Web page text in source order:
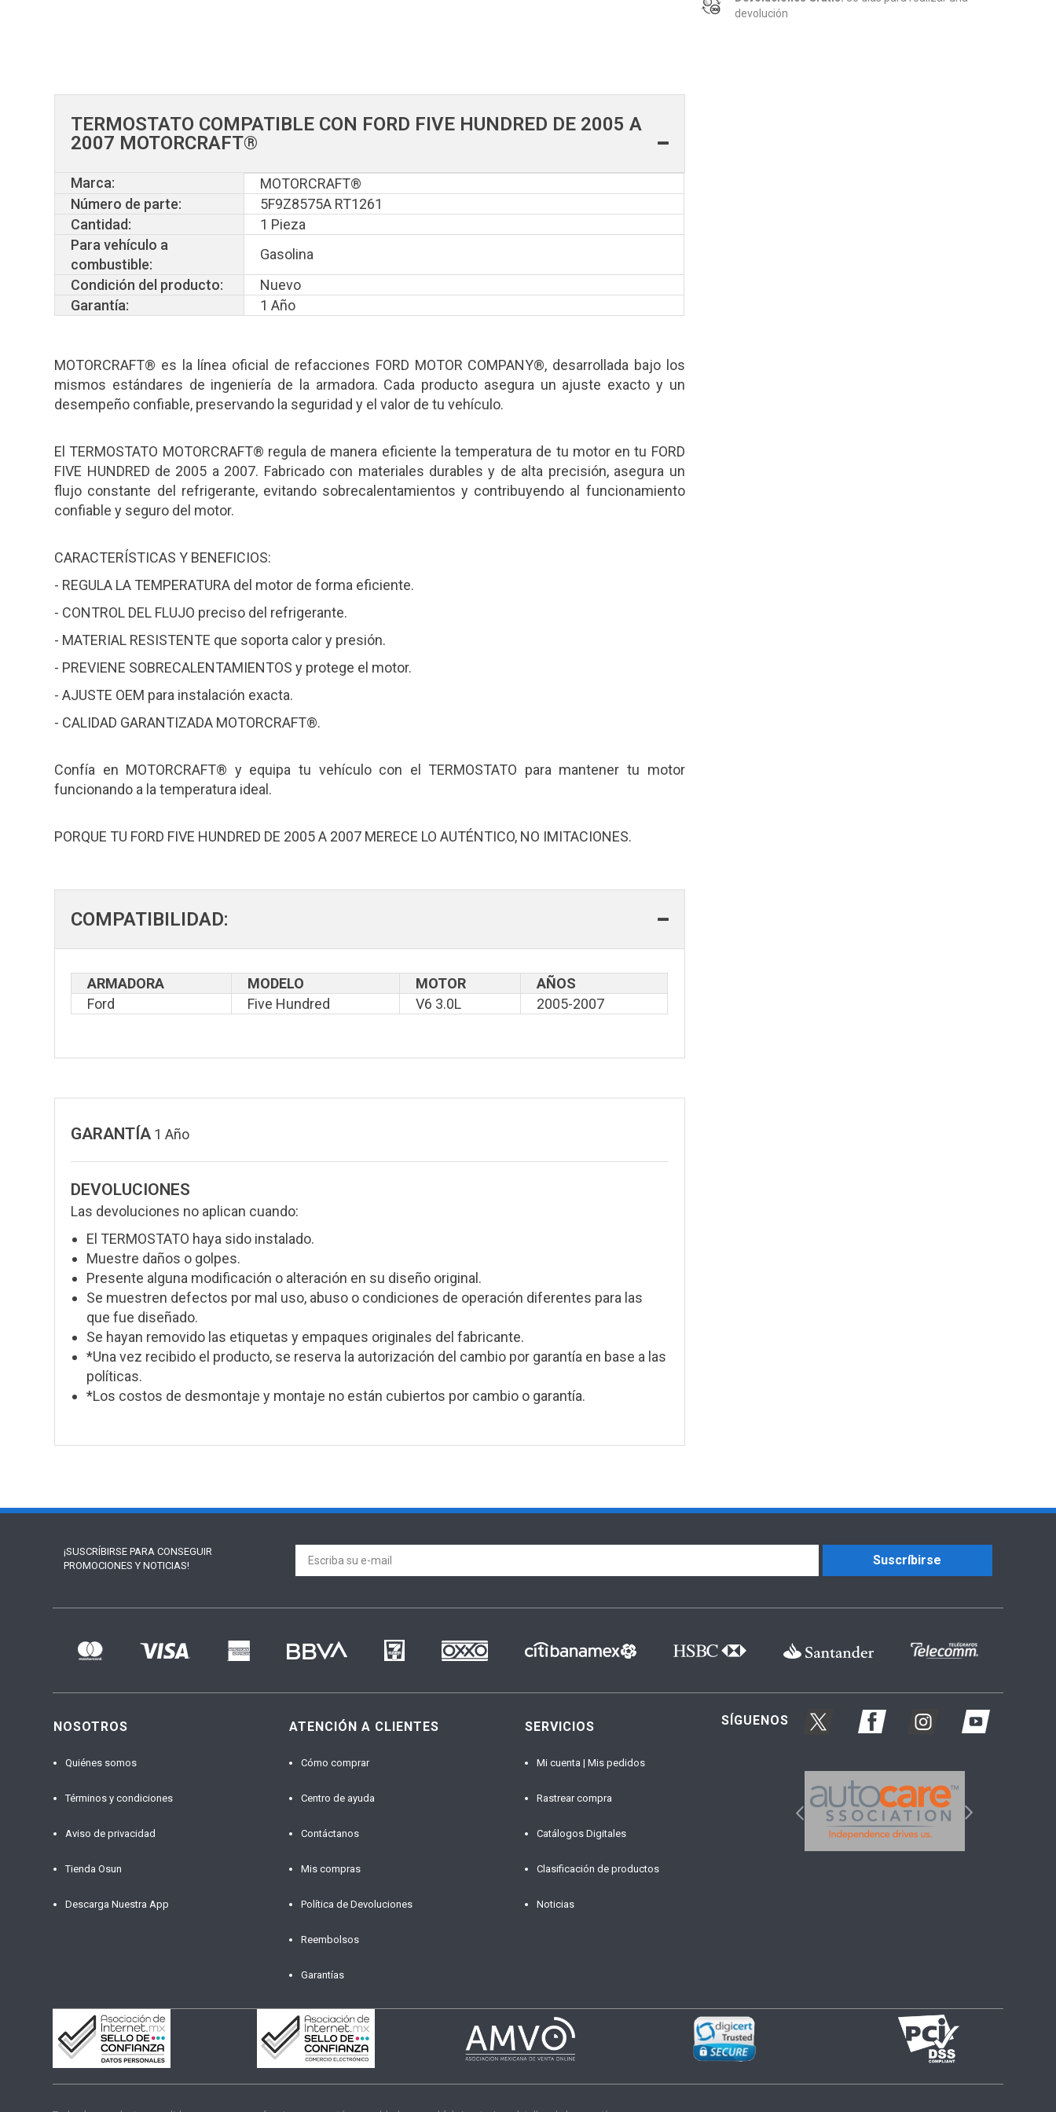
devolución
TERMOSTATO COMPATIBLE CON FORD FIVE HUNDRED DE 2005 A
2007 MOTORCRAFT®
Marca:
MOTORCRAFT®
Número de parte:
5F9Z8575A RT1261
Cantidad:
1 Pieza
Para vehículo a
combustible:
Gasolina
Condición del producto:
Nuevo
Garantía:
1 Año
MOTORCRAFT® es la línea oficial de refacciones FORD MOTOR COMPANY®, desarrollada bajo los
mismos estándares de ingeniería de la armadora. Cada producto asegura un ajuste exacto y un
desempeño confiable, preservando la seguridad y el valor de tu vehículo.
El TERMOSTATO MOTORCRAFT® regula de manera eficiente la temperatura de tu motor en tu FORD
FIVE HUNDRED de 2005 a 2007. Fabricado con materiales durables y de alta precisión, asegura un
flujo constante del refrigerante, evitando sobrecalentamientos y contribuyendo al funcionamiento
confiable y seguro del motor.
CARACTERÍSTICAS Y BENEFICIOS:
- REGULA LA TEMPERATURA del motor de forma eficiente.
- CONTROL DEL FLUJO preciso del refrigerante.
- MATERIAL RESISTENTE que soporta calor y presión.
- PREVIENE SOBRECALENTAMIENTOS y protege el motor.
- AJUSTE OEM para instalación exacta.
- CALIDAD GARANTIZADA MOTORCRAFT®.
Confía en MOTORCRAFT® y equipa tu vehículo con el TERMOSTATO para mantener tu motor
funcionando a la temperatura ideal.
PORQUE TU FORD FIVE HUNDRED DE 2005 A 2007 MERECE LO AUTÉNTICO, NO IMITACIONES.
COMPATIBILIDAD:
ARMADORA MODELO MOTOR
AÑOS
Ford
Five Hundred V6 3.0L 2005-2007
GARANTÍA 1 Año
DEVOLUCIONES
Las devoluciones no aplican cuando:
El TERMOSTATO haya sido instalado.
Muestre daños o golpes.
Presente alguna modificación o alteración en su diseño original.
Se muestren defectos por mal uso, abuso o condiciones de operación diferentes para las
que fue diseñado.
Se hayan removido las etiquetas y empaques originales del fabricante.
*Una vez recibido el producto, se reserva la autorización del cambio por garantía en base a las
políticas.
*Los costos de desmontaje y montaje no están cubiertos por cambio o garantía.
¡SUSCRÍBIRSE PARA CONSEGUIR
PROMOCIONES Y NOTICIAS!
Suscríbirse
NOSOTROS
Quiénes somos
Términos y condiciones
Aviso de privacidad
Tienda Osun
Descarga Nuestra App
ATENCIÓN A CLIENTES
Cómo comprar
Centro de ayuda
Contáctanos
Mis compras
Política de Devoluciones
Reembolsos
Garantías
SERVICIOS
Mi cuenta | Mis pedidos
Rastrear compra
Catálogos Digitales
Clasificación de productos
Noticias
SÍGUENOS